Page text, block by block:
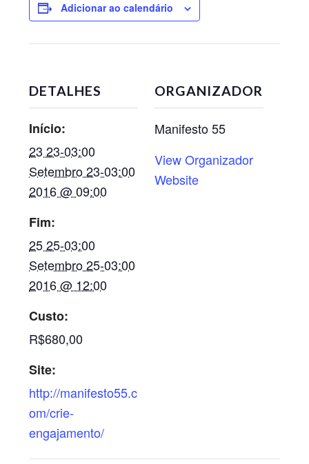
Adicionar ao calendário
DETALHES
Início:
23 23-03:00
Setembro 23-03:00
2016 @ 09:00
Fim:
25 25-03:00
Setembro 25-03:00
2016 @ 12:00
Custo:
R$680,00
Site:
http://manifesto55.c
om/crie-
engajamento/
ORGANIZADOR
Manifesto 55
View Organizador
Website